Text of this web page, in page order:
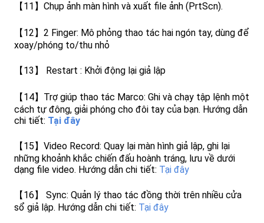
【11】Chụp ảnh màn hình và xuất file ảnh (PrtScn).
【12】2 Finger: Mô phỏng thao tác hai ngón tay, dùng để
xoay/phóng to/thu nhỏ
【13】 Restart : Khởi động lại giả lập
【14】Trợ giúp thao tác Marco: Ghi và chạy tập lệnh một
cách tự đông, giải phóng cho đôi tay của bạn. Hướng dẫn
chi tiết: Tại đây
【15】Video Record: Quay lại màn hình giả lập, ghi lại
những khoảnh khắc chiến đấu hoành tráng, lưu về dưới
dạng file video. Hướng dẫn chi tiết: Tại đây
【16】 Sync: Quản lý thao tác đồng thời trên nhiều cửa
sổ giả lập. Hướng dẫn chi tiết: Tại đây